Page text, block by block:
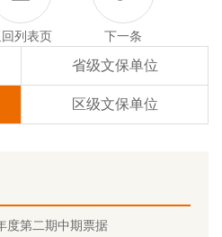
列表页 下一条
省级文保单位
区级文保单位
度第二期中期票据